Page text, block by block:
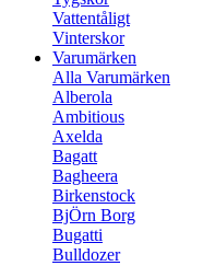
Vattentåligt
Vinterskor
Varumärken
Alla Varumärken
Alberola
Ambitious
Axelda
Bagatt
Bagheera
Birkenstock
BjÖrn Borg
Bugatti
Bulldozer